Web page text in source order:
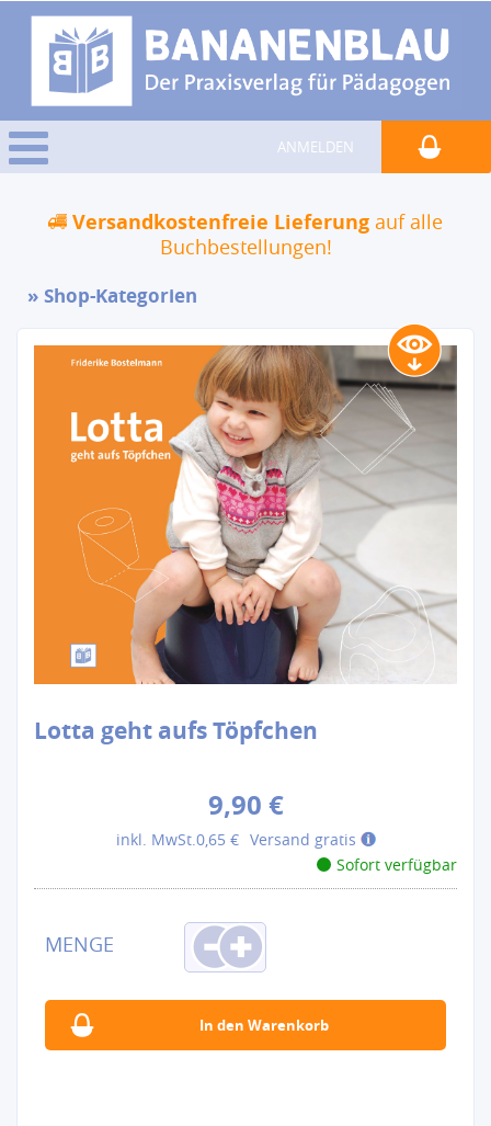
ANMELDEN
Versandkostenfreie Lieferung auf alle
Buchbestellungen!
Shop-Kategorien
Lotta geht aufs Töpfchen
9,90 €
inkl. MwSt. 0,65 € Versand gratis
Sofort verfügbar